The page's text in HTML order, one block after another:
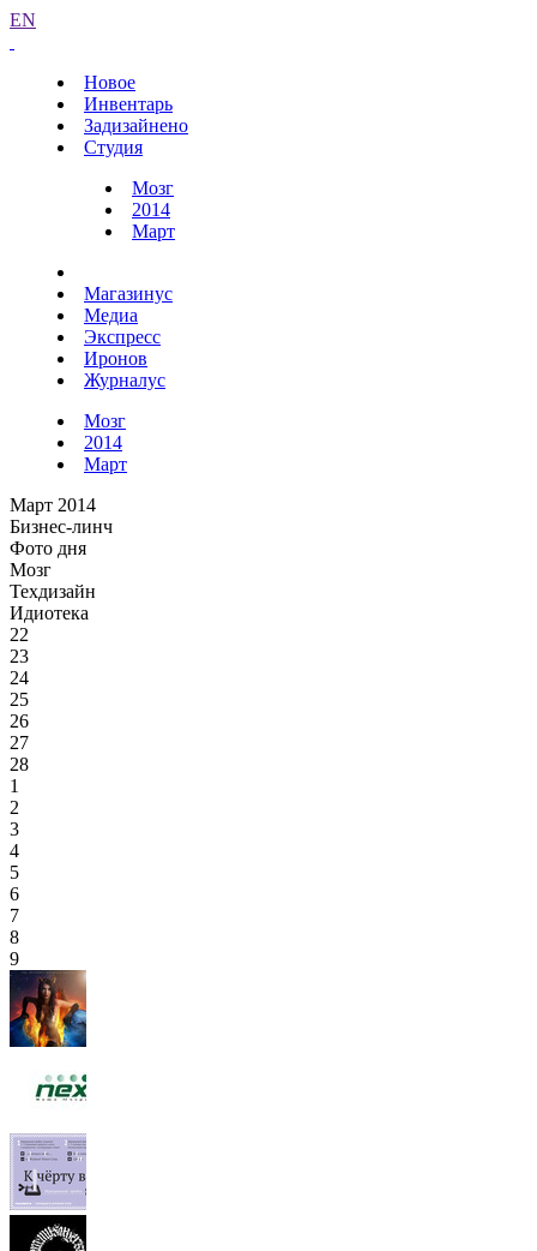
EN
Новое
Инвентарь
Задизайнено
Студия
Мозг
2014
Март
Магазинус
Медиа
Экспресс
Иронов
Журналус
Мозг
2014
Март
Март 2014
Бизнес-линч
Фото дня
Мозг
Техдизайн
Идиотека
22
23
24
25
26
27
28
1
2
3
4
5
6
7
8
9